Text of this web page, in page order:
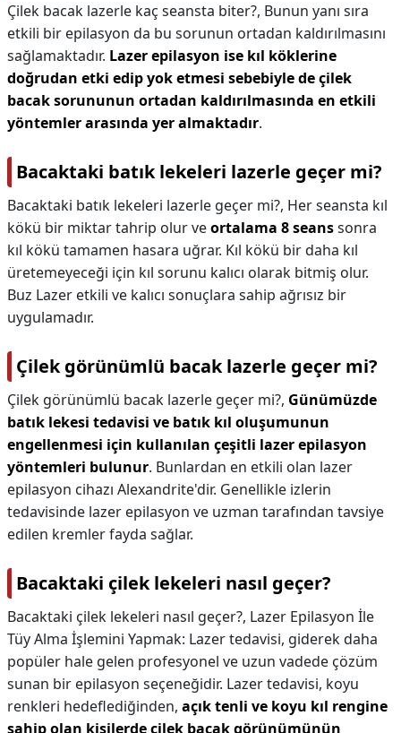
Çilek bacak lazerle kaç seansta biter?, Bunun yanı sıra
etkili bir epilasyon da bu sorunun ortadan kaldırılmasını
sağlamaktadır. Lazer epilasyon ise kıl köklerine
doğrudan etki edip yok etmesi sebebiyle de çilek
bacak sorununun ortadan kaldırılmasında en etkili
yöntemler arasında yer almaktadır.
Bacaktaki batık lekeleri lazerle geçer mi?
Bacaktaki batık lekeleri lazerle geçer mi?, Her seansta kıl
kökü bir miktar tahrip olur veortalama 8 seanssonra
kıl kökü tamamen hasara uğrar. Kıl kökü bir daha kıl
üretemeyeceği için kıl sorunu kalıcı olarak bitmiş olur.
Buz Lazer etkili ve kalıcı sonuçlara sahip ağrısız bir
uygulamadır.
Çilek görünümlü bacak lazerle geçer mi?
Çilek görünümlü bacak lazerle geçer mi?, Günümüzde
batık lekesi tedavisi ve batık kıl oluşumunun
engellenmesi için kullanılan çeşitli lazer epilasyon
yöntemleri bulunur. Bunlardan en etkili olan lazer
epilasyon cihazı Alexandrite'dir. Genellikle izlerin
tedavisinde lazer epilasyon ve uzman tarafından tavsiye
edilen kremler fayda sağlar.
Bacaktaki çilek lekeleri nasıl geçer?
Bacaktaki çilek lekeleri nasıl geçer?, Lazer Epilasyon İle
Tüy Alma İşlemini Yapmak: Lazer tedavisi, giderek daha
popüler hale gelen profesyonel ve uzun vadede çözüm
sunan bir epilasyon seçeneğidir. Lazer tedavisi, koyu
renkleri hedeflediğinden, açık tenli ve koyu kıl rengine
sahip olan kişilerde çilek bacak görünümünün